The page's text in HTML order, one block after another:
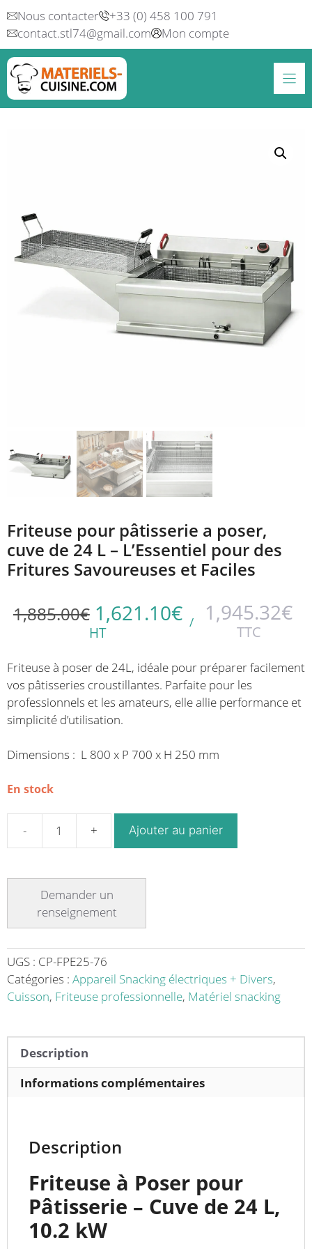
Aller
au
contenu
Nous contacter
+33 (0) 458 100 791
contact.stl74@gmail.com
Mon compte
Friteuse pour pâtisserie a poser,
cuve de 24 L – L’Essentiel pour des
Fritures Savoureuses et Faciles
1,885.00€ 1,621.10€
HT
/ 1,945.32€
TTC
Friteuse à poser de 24L, idéale pour préparer facilement
vos pâtisseries croustillantes. Parfaite pour les
professionnels et les amateurs, elle allie performance et
simplicité d’utilisation.
Dimensions : L 800 x P 700 x H 250 mm
En stock
quantité
pour
pâtisserie
a
de
24
pour
des
Faciles
Ajouter au panier
UGS : CP-FPE25-76
Catégories : Appareil Snacking électriques + Divers,
Cuisson, Friteuse professionnelle, Matériel snacking
Description
Informations complémentaires
Description
Friteuse à Poser pour
Pâtisserie – Cuve de 24 L,
10.2 kW